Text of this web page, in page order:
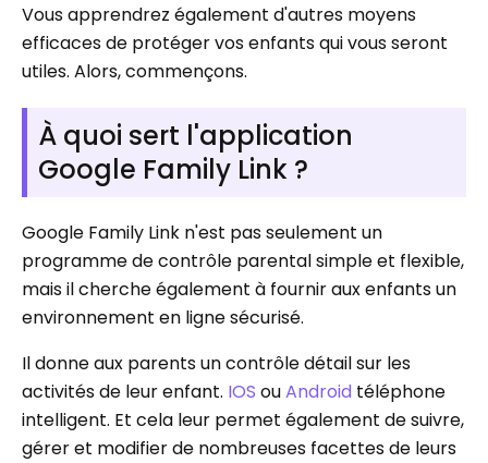
Vous apprendrez également d'autres moyens
efficaces de protéger vos enfants qui vous seront
utiles. Alors, commençons.
À quoi sert l'application
Google Family Link ?
Google Family Link n'est pas seulement un
programme de contrôle parental simple et flexible,
mais il cherche également à fournir aux enfants un
environnement en ligne sécurisé.
Il donne aux parents un contrôle détail sur les
activités de leur enfant. IOS ouAndroid téléphone
intelligent. Et cela leur permet également de suivre,
gérer et modifier de nombreuses facettes de leurs